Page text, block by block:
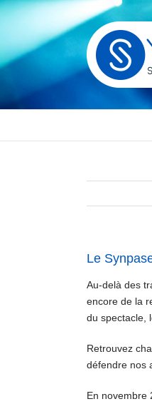
Passer
contenu
Le
Au-delà des
encore de la
du spectacle,
Retrouvez
défendre nos
En novembre